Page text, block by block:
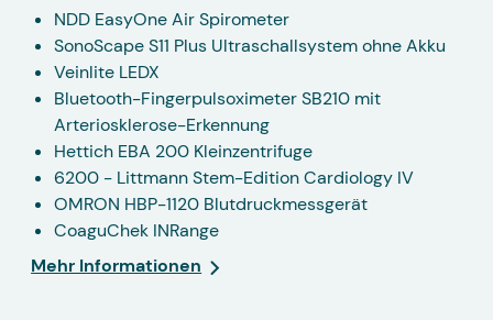
NDD EasyOne Air Spirometer
SonoScape S11 Plus Ultraschallsystem ohne Akku
Veinlite LEDX
Bluetooth-Fingerpulsoximeter SB210 mit
Arteriosklerose-Erkennung
Hettich EBA 200 Kleinzentrifuge
6200 - Littmann Stem-Edition Cardiology IV
OMRON HBP-1120 Blutdruckmessgerät
CoaguChek INRange
Mehr Informationen